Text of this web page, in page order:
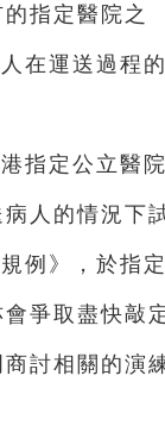
指定醫院之
在運送過程的
指定公立醫院
人的情況下
例》，於指定
爭取盡快敲
討相關的演